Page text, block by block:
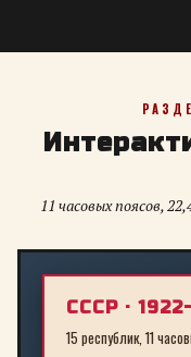
11 часовых поясов,
СССР ·
15 республик, 11